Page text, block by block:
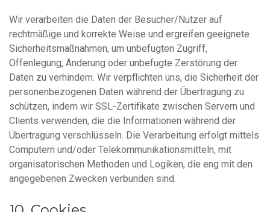
Wir verarbeiten die Daten der Besucher/Nutzer auf
rechtmäßige und korrekte Weise und ergreifen geeignete
Sicherheitsmaßnahmen, um unbefugten Zugriff,
Offenlegung, Änderung oder unbefugte Zerstörung der
Daten zu verhindern. Wir verpflichten uns, die Sicherheit der
personenbezogenen Daten während der Übertragung zu
schützen, indem wir SSL-Zertifikate zwischen Servern und
Clients verwenden, die die Informationen während der
Übertragung verschlüsseln. Die Verarbeitung erfolgt mittels
Computern und/oder Telekommunikationsmitteln, mit
organisatorischen Methoden und Logiken, die eng mit den
angegebenen Zwecken verbunden sind.